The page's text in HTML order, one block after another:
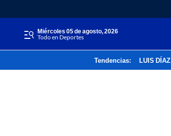
miércoles 05 de agosto, 2026
Todo en Deportes
Tendencias: LUIS DÍAZ